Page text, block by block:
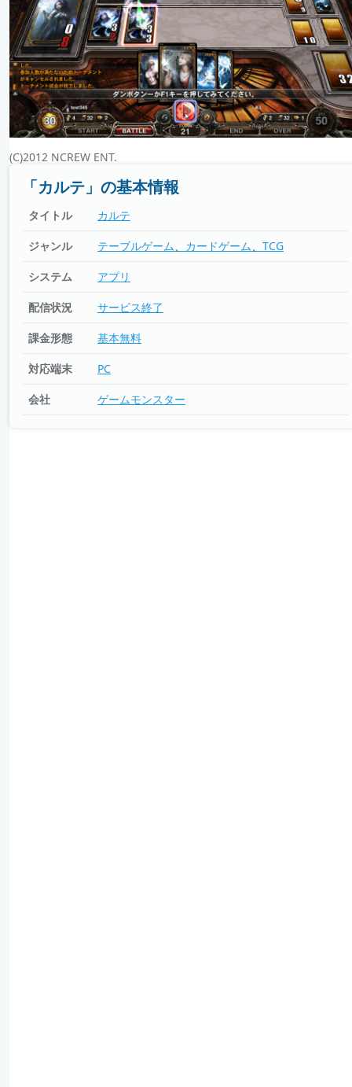
(C)2012 NCREW ENT.
「カルテ」の基本情報
タイトル カルテ
ジャンル テーブルゲーム カードゲーム TCG
システム アプリ
配信状況 サービス終了
課金形態 基本無料
対応端末 PC
会社 ゲームモンスター